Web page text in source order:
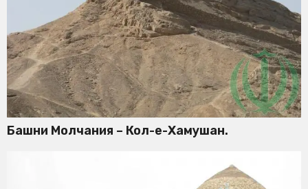
Башни Молчания – Кол-е-Хамушан.